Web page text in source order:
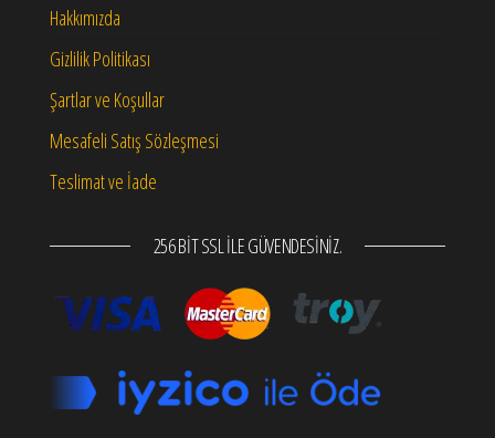
Hakkımızda
Gizlilik Politikası
Şartlar ve Koşullar
Mesafeli Satış Sözleşmesi
Teslimat ve İade
256 BIT SSL ILE GÜVENDESINIZ.